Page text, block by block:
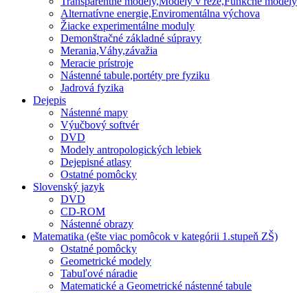
Alternatívne energie,Enviromentálna výchova
Žiacke experimentálne moduly
Demonštračné základné súpravy
Merania,Váhy,závažia
Meracie prístroje
Nástenné tabule,portéty pre fyziku
Jadrová fyzika
Dejepis
Nástenné mapy
Výučbový softvér
DVD
Modely antropologických lebiek
Dejepisné atlasy
Ostatné pomôcky
Slovenský jazyk
DVD
CD-ROM
Nástenné obrazy
Matematika (ešte viac pomôcok v kategórii 1.stupeň ZŠ)
Ostatné pomôcky
Geometrické modely
Tabuľové náradie
Matematické a Geometrické nástenné tabule